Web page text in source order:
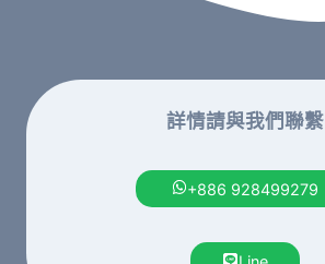
詳情請與我們聯繫
+886 928499279